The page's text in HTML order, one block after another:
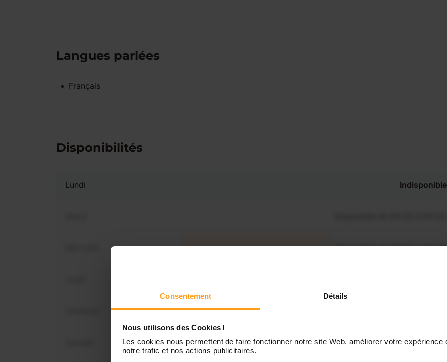
Consentement Détails
Nous utilisons des Cookies !
Les cookies nous permettent de faire fonctionner notre site Web, améliorer votre expérience
notre trafic et nos actions publicitaires.
Langues parlées
Français
Disponibilités
Lundi Indisponible
Disponible de 00:00 à 00:30
Disponible de 00:00 à 00:00
Disponible de 00:00 à 00:00